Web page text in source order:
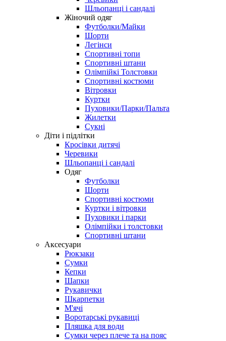
Шльопанці і сандалі
Жіночий одяг
Футболки/Майки
Шорти
Легінси
Спортивні топи
Спортивні штани
Олімпійкі Толстовки
Спортивні костюми
Вітровки
Куртки
Пуховики/Парки/Пальта
Жилетки
Сукні
Діти і підлітки
Кросівки дитячі
Черевики
Шльопанці і сандалі
Одяг
Футболки
Шорти
Спортивні костюми
Куртки і вітровки
Пуховики і парки
Олімпійки і толстовки
Спортивні штани
Аксесуари
Рюкзаки
Сумки
Кепки
Шапки
Рукавички
Шкарпетки
М'ячі
Воротарські рукавиці
Пляшка для води
Сумки через плече та на пояс